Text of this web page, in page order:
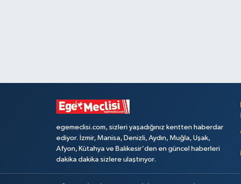
egemeclisi.com, sizleri yaşadığınız kentten haberdar
ediyor. İzmir, Manisa, Denizli, Aydın, Muğla, Uşak,
Afyon, Kütahya ve Balıkesir'den en güncel haberleri
dakika dakika sizlere ulaştırıyor.